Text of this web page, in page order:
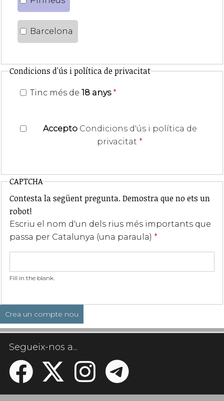
Barcelona
Condicions d'ús i política de privacitat
Tinc més de 18 anys *
Accepto Condicions d'ús i política de
privacitat *
CAPTCHA
Contesta la següent pregunta. Demostra que no ets un
robot!
Escriu el nom d'un dels rius més importants que
passa per Catalunya (una paraula) *
Fill in the blank.
Segueix-nos a...